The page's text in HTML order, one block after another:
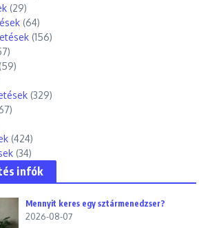
(29)
(64)
(156)
(329)
(424)
(34)
infók
Mennyit keres egy sztármenedzser?
2026-08-07